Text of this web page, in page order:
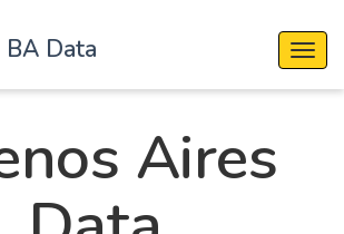
BA Data
Aires